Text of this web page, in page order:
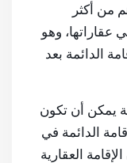
من أكثر
عقاراتها، وهو
الدائمة بعد
يمكن أن تكون
الدائمة في
العقارية